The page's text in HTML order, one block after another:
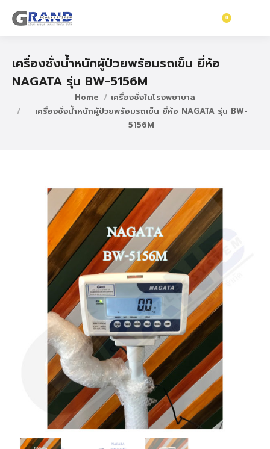
0
เครื่องชั่งน้ำหนักผู้ป่วยพร้อมรถเข็น ยี่ห้อ
NAGATA รุ่น BW-5156M
Home
เครื่องชั่งในโรงพยาบาล
เครื่องชั่งน้ำหนักผู้ป่วยพร้อมรถเข็น ยี่ห้อ NAGATA รุ่น BW-
5156M